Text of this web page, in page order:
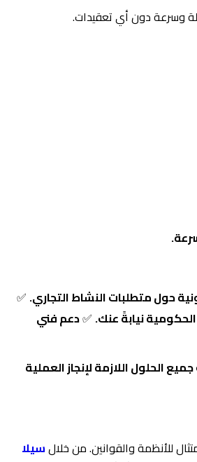
وسرعة دون أي تعقيدات.
حول متطلبات النشاط التجاري. ✅
نيابةً عنك. ✅دعم فني
الحلول اللازمة لإنجاز العملية
للأنظمة والقوانين. من خلالسيلا